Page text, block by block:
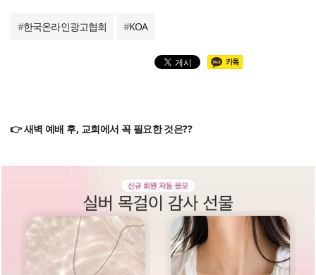
#한국온라인광고협회 #KOA
👉 새벽 예배 후, 교회에서 꼭 필요한 것은??